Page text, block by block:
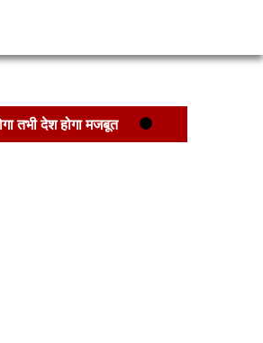
तभी देश होगा मजबूत